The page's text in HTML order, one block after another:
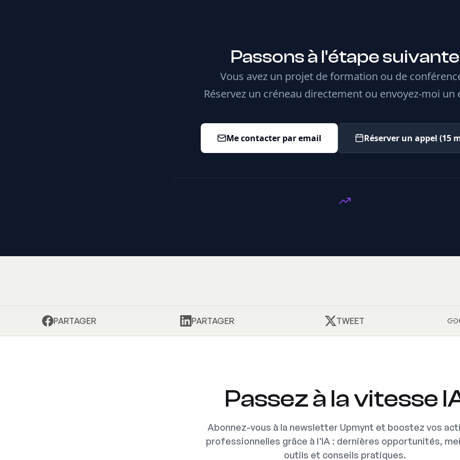
Passons à l'étape suivante
Vous avez un projet de formation ou de
Réservez un créneau directement ou envoyez-moi un
Me contacter par email Réserver un appel (15
PARTAGER PARTAGER TWEET
Passez à la vitesse
Abonnez-vous à la newsletter Upmynt et boostez vos
professionnelles grâce à l'IA : dernières opportunités,
outils et conseils pratiques.